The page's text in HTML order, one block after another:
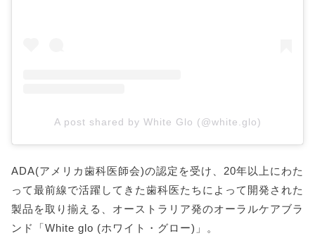
A post shared by White Glo (@white.glo)
ADA(アメリカ歯科医師会)の認定を受け、20年以上にわた
って最前線で活躍してきた歯科医たちによって開発された
製品を取り揃える、オーストラリア発のオーラルケアブラ
ンド「White glo (ホワイト・グロー)」。